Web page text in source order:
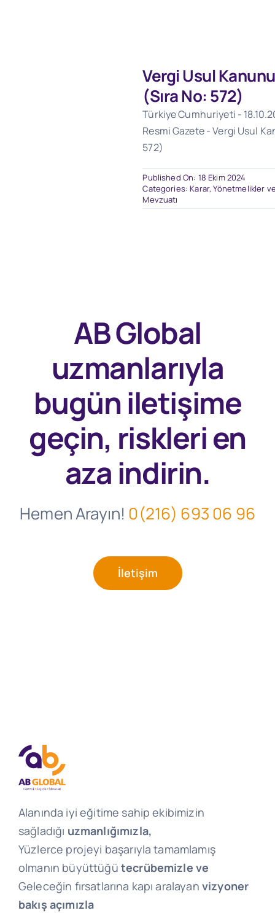
Vergi Usul
(Sıra No: 572)
Türkiye Cumhuriyeti -
Resmi Gazete - Vergi Usul
572)
Published On: 18 Ekim 2024
Categories: Karar, Yönetmelikler
Mevzuatı
AB Global
uzmanlarıyla
bugüniletişime
geçin, riskleri en
aza indirin.
Hemen Arayın! 0(216) 693 06 96
İletişim
Alanında iyi eğitime sahip ekibimizin
sağladığı uzmanlığımızla,
Yüzlerce projeyi başarıyla tamamlamış
olmanın büyüttüğü tecrübemizle ve
Geleceğin fırsatlarına kapı aralayan vizyoner
bakış açımızla